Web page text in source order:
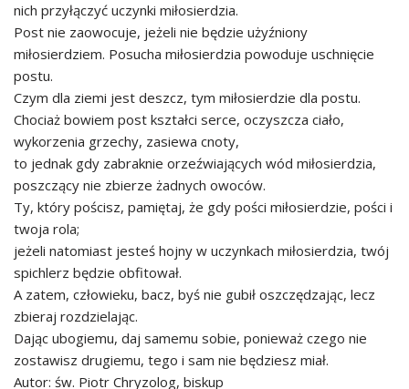
nich przyłączyć uczynki miłosierdzia.
Post nie zaowocuje, jeżeli nie będzie użyźniony
miłosierdziem. Posucha miłosierdzia powoduje uschnięcie
postu.
Czym dla ziemi jest deszcz, tym miłosierdzie dla postu.
Chociaż bowiem post kształci serce, oczyszcza ciało,
wykorzenia grzechy, zasiewa cnoty,
to jednak gdy zabraknie orzeźwiających wód miłosierdzia,
poszczący nie zbierze żadnych owoców.
Ty, który pościsz, pamiętaj, że gdy pości miłosierdzie, pości i
twoja rola;
jeżeli natomiast jesteś hojny w uczynkach miłosierdzia, twój
spichlerz będzie obfitował.
A zatem, człowieku, bacz, byś nie gubił oszczędzając, lecz
zbieraj rozdzielając.
Dając ubogiemu, daj samemu sobie, ponieważ czego nie
zostawisz drugiemu, tego i sam nie będziesz miał.
Autor: św. Piotr Chryzolog, biskup